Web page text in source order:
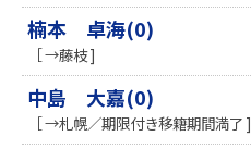
楠本 卓海(0)
［ →藤枝 ]
中島 大嘉(0)
［ →札幌／期限付き移籍期間満了 ]